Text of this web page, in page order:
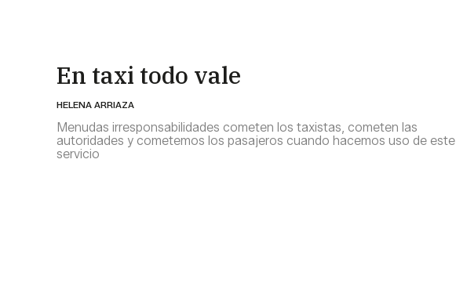
En taxi todo vale
HELENA ARRIAZA
Menudas irresponsabilidades cometen los taxistas, cometen las
autoridades y cometemos los pasajeros cuando hacemos uso de este
servicio